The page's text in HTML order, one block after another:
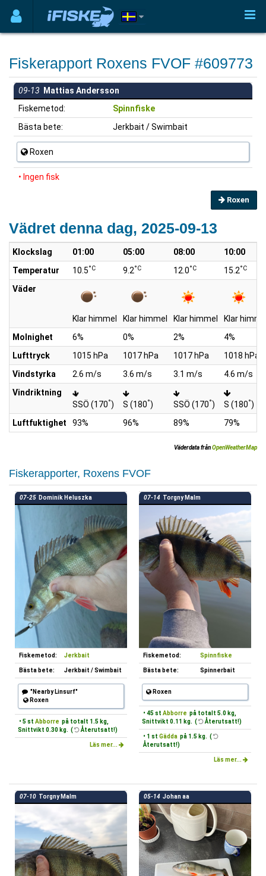
Fiskerapport Roxens FVOF #609773
09-13 Mattias Andersson
Fiskemetod:
Spinnfiske
Bästa bete:
Jerkbait / Swimbait
Roxen
• Ingen fisk
Roxen
Vädret denna dag, 2025-09-13
Klockslag 01:00 05:00 08:00
10:00
Temperatur
10.5°C 9.2°C 12.0°C 15.2°C
Väder
Klar himmel Klar himmel Klar himmel
Klar
Molnighet
6% 0% 2%
4%
Lufttryck
1015 hPa 1017 hPa 1017 hPa
1018 hPa
Vindstyrka
2.6 m/s 3.6 m/s 3.1 m/s
4.6 m/s
Vindriktning
SSÖ (170°) S (180°) SSÖ (170°) S (180°)
Luftfuktighet
93% 96% 89% 79%
Väderdata frånOpenWeatherMap
Fiskerapporter, Roxens FVOF
07-25 Dominik Heluszka
Fiskemetod: Jerkbait
Bästa bete: Jerkbait / Swimbait
"Nearby Linsurf"
Roxen
• 5 st Abborre på totalt 1.5 kg,
Snittvikt 0.30 kg. (
Återutsatt!)
Läs mer...
07-14 Torgny Malm
Fiskemetod: Spinnfiske
Bästa bete: Spinnerbait
Roxen
• 45 st Abborre på totalt 5.0 kg,
Snittvikt 0.11 kg. (
Återutsatt!)
• 1 st Gädda på 1.5 kg. (
Återutsatt!)
Läs mer...
07-10 Torgny Malm 05-14 Johan aa